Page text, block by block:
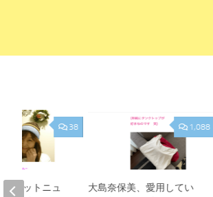
1,088
大島奈保美、愛用してい
38
、ネットニュ